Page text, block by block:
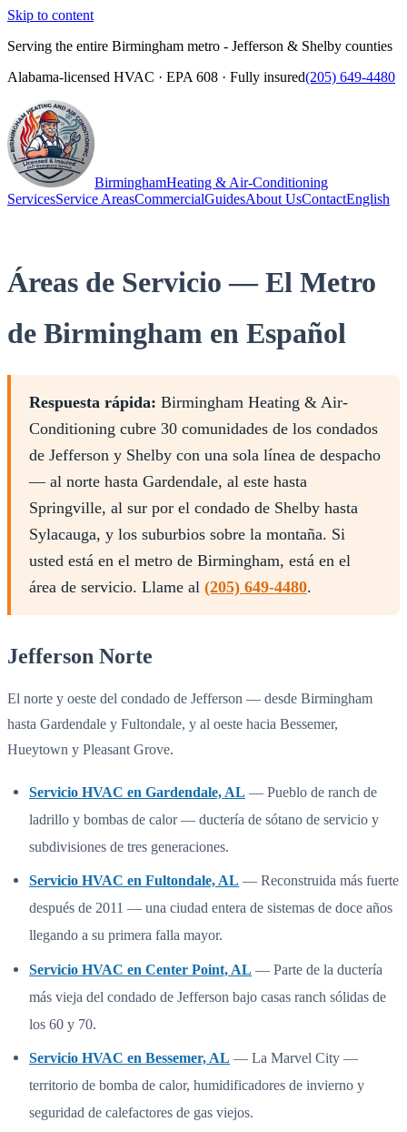
Skip to content
Serving the entire Birmingham metro - Jefferson & Shelby counties
Alabama-licensed HVAC · EPA 608 · Fully insured(205) 649-4480
BirminghamHeating & Air-Conditioning
ServicesService AreasCommercialGuidesAbout UsContactEnglish
Áreas de Servicio — El Metro
de Birmingham en Español
Respuesta rápida: Birmingham Heating & Air-
Conditioning cubre 30 comunidades de los condados
de Jefferson y Shelby con una sola línea de despacho
— al norte hasta Gardendale, al este hasta
Springville, al sur por el condado de Shelby hasta
Sylacauga, y los suburbios sobre la montaña. Si
usted está en el metro de Birmingham, está en el
área de servicio. Llame al (205) 649-4480.
Jefferson Norte
El norte y oeste del condado de Jefferson — desde Birmingham
hasta Gardendale y Fultondale, y al oeste hacia Bessemer,
Hueytown y Pleasant Grove.
Servicio HVAC en Gardendale, AL — Pueblo de ranch de
ladrillo y bombas de calor — ductería de sótano de servicio y
subdivisiones de tres generaciones.
Servicio HVAC en Fultondale, AL — Reconstruida más fuerte
después de 2011 — una ciudad entera de sistemas de doce años
llegando a su primera falla mayor.
Servicio HVAC en Center Point, AL — Parte de la ductería
más vieja del condado de Jefferson bajo casas ranch sólidas de
los 60 y 70.
Servicio HVAC en Bessemer, AL — La Marvel City —
territorio de bomba de calor, humidificadores de invierno y
seguridad de calefactores de gas viejos.